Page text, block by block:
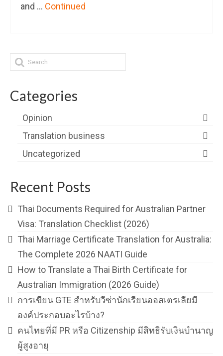
and … Continued
Categories
Opinion
Translation business
Uncategorized
Recent Posts
Thai Documents Required for Australian Partner
Visa: Translation Checklist (2026)
Thai Marriage Certificate Translation for Australia:
The Complete 2026 NAATI Guide
How to Translate a Thai Birth Certificate for
Australian Immigration (2026 Guide)
การเขียน GTE สำหรับวีซ่านักเรียนออสเตรเลียมี
องค์ประกอบอะไรบ้าง?
คนไทยที่มี PR หรือ Citizenship มีสิทธิรับเงินบำนาญ
ผู้สูงอายุ